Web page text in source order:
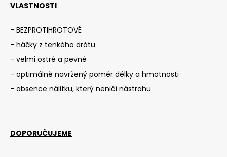
VLASTNOSTI
- BEZPROTIHROTOVÉ
- háčky z tenkého drátu
- velmi ostré a pevné
- optimálně navržený poměr délky a hmotnosti
- absence nálitku, který neničí nástrahu
DOPORUČUJEME
o
?
SEARCH
W